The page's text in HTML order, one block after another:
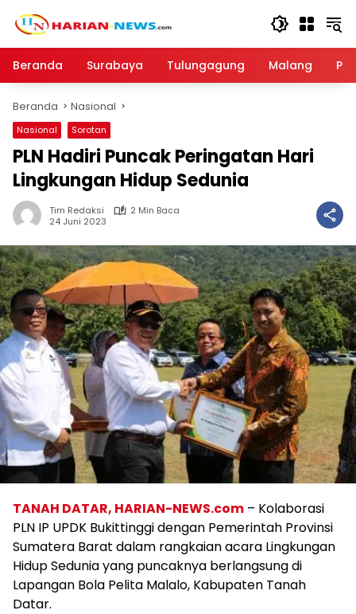
Beranda
Surabaya Tulungagung Malang
Beranda Nasional
Nasional Sorotan
PLN Hadiri Puncak Peringatan Hari
Lingkungan Hidup Sedunia
Tim Redaksi
2 Min Baca
24 Juni 2023
TANAH DATAR, HARIAN-NEWS.com – Kolaborasi
PLN IP UPDK Bukittinggi dengan Pemerintah Provinsi
Sumatera Barat dalam rangkaian acara Lingkungan
Hidup Sedunia yang puncaknya berlangsung di
Lapangan Bola Pelita Malalo, Kabupaten Tanah
Datar.